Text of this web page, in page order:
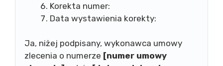
Korekta numer:
Data wystawienia korekty:
Ja, niżej podpisany, wykonawca umowy
zlecenia o numerze [numer umowy